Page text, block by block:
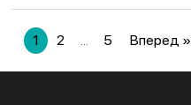
1 2 ... 5 Вперед »